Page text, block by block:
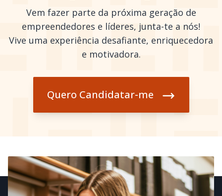
Vem fazer parte da próxima geração de
empreendedores e líderes, junta-te a nós!
Vive uma experiência desafiante, enriquecedora
e motivadora.
Quero Candidatar-me